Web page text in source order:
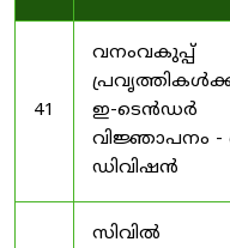
41
വനംവകുപ്പ്
ഇ-ടെൻഡർ
വിജ്ഞാപനം -
ഡിവിഷൻ
സിവിൽ